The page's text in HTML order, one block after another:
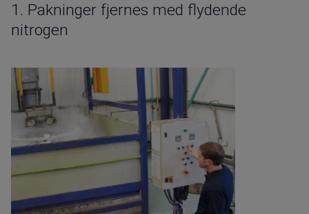
1. Pakninger fjernes med flydende
nitrogen